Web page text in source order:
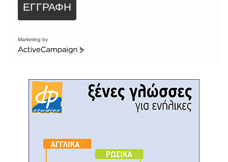
ΕΓΓΡΑΦΗ
Marketing by